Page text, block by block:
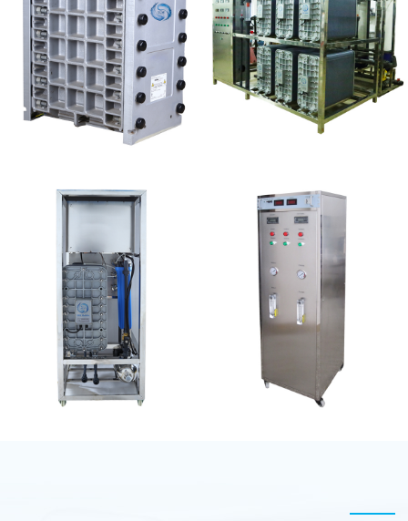
MK-TC100 EDI设备 麦克尼斯EDI模块维修
GE EDI模块维修 EDI设备维修